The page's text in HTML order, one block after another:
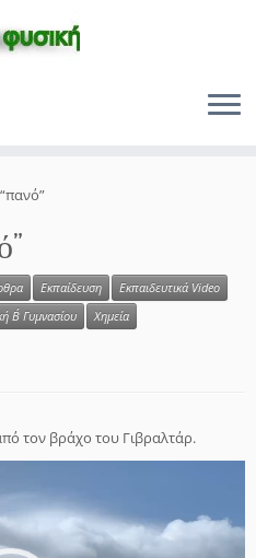
Εκπαίδευση
Εκπαιδευτικά Video
Β΄ Γυμνασίου
Χημεία
τον βράχο του Γιβραλτάρ.